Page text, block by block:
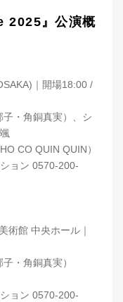
2025』公演概
｜開場18:00 /
・⾓銅真実）、シ
CO QUIN QUIN）
ョン 0570-200-
術館 中央ホール｜
・⾓銅真実）
ョン 0570-200-